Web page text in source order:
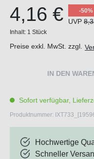
4,16 € -50%
UVP
Inhalt: 1 Stück
Preise exkl. MwSt. zzgl.
IN DEN
Sofort verfügbar,
Produktnummer:
Hochwertige
Schneller